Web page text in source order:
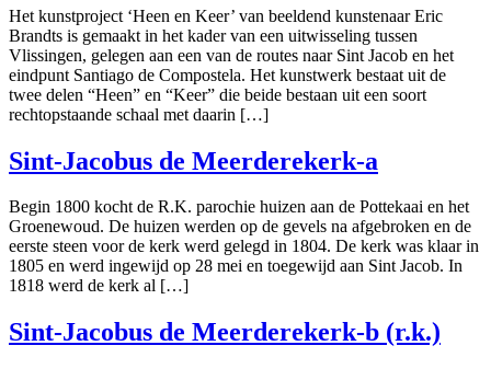
Het kunstproject ‘Heen en Keer’ van beeldend kunstenaar Eric
Brandts is gemaakt in het kader van een uitwisseling tussen
Vlissingen, gelegen aan een van de routes naar Sint Jacob en het
eindpunt Santiago de Compostela. Het kunstwerk bestaat uit de
twee delen “Heen” en “Keer” die beide bestaan uit een soort
rechtopstaande schaal met daarin […]
Sint-Jacobus de Meerderekerk-a
Begin 1800 kocht de R.K. parochie huizen aan de Pottekaai en het
Groenewoud. De huizen werden op de gevels na afgebroken en de
eerste steen voor de kerk werd gelegd in 1804. De kerk was klaar in
1805 en werd ingewijd op 28 mei en toegewijd aan Sint Jacob. In
1818 werd de kerk al […]
Sint-Jacobus de Meerderekerk-b (r.k.)